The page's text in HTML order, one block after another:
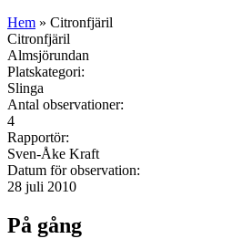
Hem » Citronfjäril
Citronfjäril
Almsjörundan
Platskategori:
Slinga
Antal observationer:
4
Rapportör:
Sven-Åke Kraft
Datum för observation:
28 juli 2010
På gång